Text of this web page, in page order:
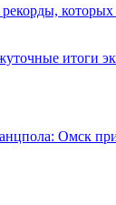
итоги
Омск